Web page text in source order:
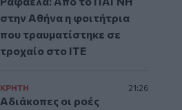
στην Αθήνα η φοιτήτρια
που τραυματίστηκε σε
τροχαίο στο ΙΤΕ
ΚΡΗΤΗ 21:26
Αδιάκοπες οι ροές